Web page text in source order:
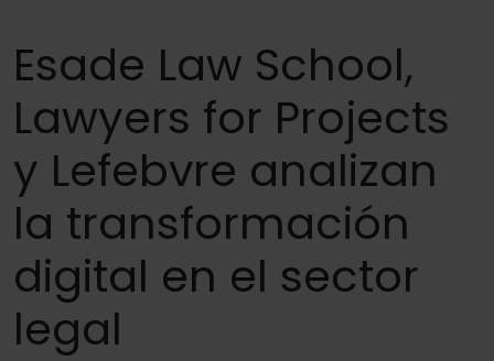
Esade Law School,
Lawyers for Projects
y Lefebvre analizan
la transformación
digital en el sector
legal